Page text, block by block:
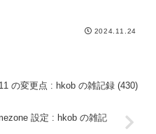
2024.11.24
の変更点 : hkob の雑記録 (430)
設定 : hkob の雑記